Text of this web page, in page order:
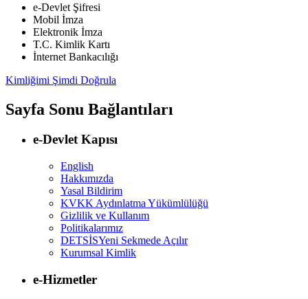
e-Devlet Şifresi
Mobil İmza
Elektronik İmza
T.C. Kimlik Kartı
İnternet Bankacılığı
Kimliğimi Şimdi Doğrula
Sayfa Sonu Bağlantıları
e-Devlet Kapısı
English
Hakkımızda
Yasal Bildirim
KVKK Aydınlatma Yükümlülüğü
Gizlilik ve Kullanım
Politikalarımız
DETSİSYeni Sekmede Açılır
Kurumsal Kimlik
e-Hizmetler